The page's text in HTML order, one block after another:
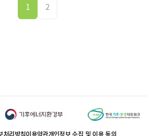
1 2
처리방침이용약관개인정보 수집 및 이용 동의